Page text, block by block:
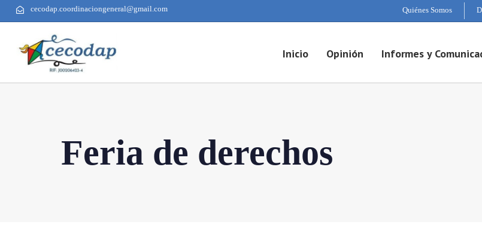
cecodap.coordinaciongeneral@gmail.com Quiénes Somos
Inicio Opinión Informes y
Feria de derechos